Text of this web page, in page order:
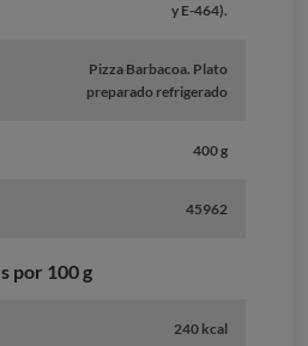
y E-464).
Pizza Barbacoa. Plato
preparado refrigerado
400 g
45962
por 100 g
240 kcal